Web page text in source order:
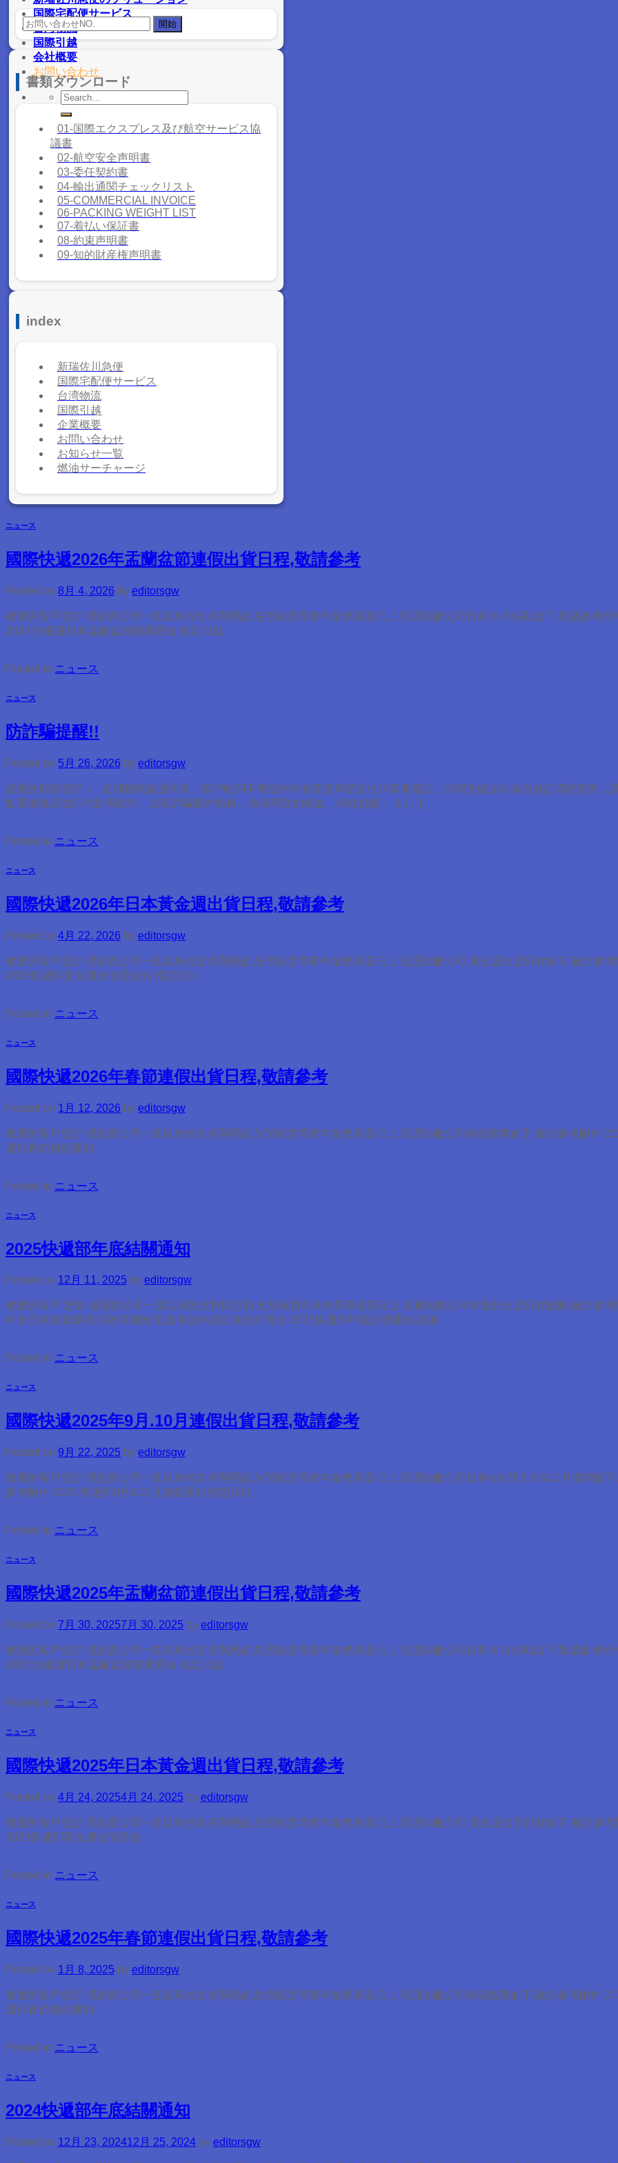
国際宅配便サービス
台湾物流
国際引越
会社概要
お問い合わせ
書類ダウンロード
01-国際エクスプレス及び航空サービス協
議書
02-航空安全声明書
03-委任契約書
04-輸出通関チェックリスト
05-COMMERCIAL INVOICE
06-PACKING WEIGHT LIST
07-着払い保証書
08-約束声明書
09-知的財産権声明書
index
新瑞佐川急便
国際宅配便サービス
台湾物流
国際引越
企業概要
お問い合わせ
お知らせ一覧
燃油サーチャージ
ニュース
國際快遞2026年盂蘭盆節連假出貨日程,敬請參考
Posted on 8月 4, 2026 by editorsgw
敬愛的客戶您好 感謝貴公司一直以來的支持與照顧,先預祝貴司來年業務蒸蒸日上 現通知敝公司日本 8 月假期如下,敬請參考附
2026 快遞部日本盂蘭盆節假期通知 指定日貼
Posted in ニュース
ニュース
防詐騙提醒!!
Posted on 5月 26, 2026 by editorsgw
親愛的顧客您好： 近期接到數通來電，客戶收到不明信件內有查貨單號及佐川客服電話，請留意確認非為自身訂購的貨件，
點選連接及進行付款等動作. 近期詐騙案件頻傳，為保障您的權益，特此提醒： & […]
Posted in ニュース
ニュース
國際快遞2026年日本黃金週出貨日程,敬請參考
Posted on 4月 22, 2026 by editorsgw
敬愛的客戶您好 感謝貴公司一直以來的支持與照顧,先預祝貴司來年業務蒸蒸日上 現通知敝公司 黃金週出貨日程如下,敬請參考
2026快遞部黃金週放假通知知 指定日貼
Posted in ニュース
ニュース
國際快遞2026年春節連假出貨日程,敬請參考
Posted on 1月 12, 2026 by editorsgw
敬愛的客戶您好 感謝貴公司一直以來的支持與照顧,先預祝貴司來年業務蒸蒸日上 現通知敝公司春節假期如下,敬請參考附件
遞部春節放假通知
Posted in ニュース
ニュース
2025快遞部年底結關通知
Posted on 12月 11, 2025 by editorsgw
敬愛的客戶 您好 感謝貴公司一直以來的支持與照顧,先預祝貴司來年業務蒸蒸日上 現通知敝公司年底的出貨日程如附,敬請參考
年末日本貨量爆增,時效可能較慢,如有急件請提前安排寄出 2025快遞部年底結關通知 謝謝
Posted in ニュース
ニュース
國際快遞2025年9月.10月連假出貨日程,敬請參考
Posted on 9月 22, 2025 by editorsgw
敬愛的客戶您好 感謝貴公司一直以來的支持與照顧,先預祝貴司來年業務蒸蒸日上 現通知敝公司日本&台灣 9 月&10月假期如下
參考附件 2025 快遞部9月&10月放假通知 指定日貼
Posted in ニュース
ニュース
國際快遞2025年盂蘭盆節連假出貨日程,敬請參考
Posted on 7月 30, 20257月 30, 2025 by editorsgw
敬愛的客戶您好 感謝貴公司一直以來的支持與照顧,先預祝貴司來年業務蒸蒸日上 現通知敝公司日本 8 月假期如下,敬請參考附
2025 快遞部日本盂蘭盆節假期通知 指定日貼
Posted in ニュース
ニュース
國際快遞2025年日本黃金週出貨日程,敬請參考
Posted on 4月 24, 20254月 24, 2025 by editorsgw
敬愛的客戶您好 感謝貴公司一直以來的支持與照顧,先預祝貴司來年業務蒸蒸日上 現通知敝公司 黃金週出貨日程如下,敬請參考
2025快遞部黃金週放假通知
Posted in ニュース
ニュース
國際快遞2025年春節連假出貨日程,敬請參考
Posted on 1月 8, 2025 by editorsgw
敬愛的客戶您好 感謝貴公司一直以來的支持與照顧,先預祝貴司來年業務蒸蒸日上 現通知敝公司春節假期如下,敬請參考附件
遞部春節放假通知
Posted in ニュース
ニュース
2024快遞部年底結關通知
Posted on 12月 23, 202412月 25, 2024 by editorsgw